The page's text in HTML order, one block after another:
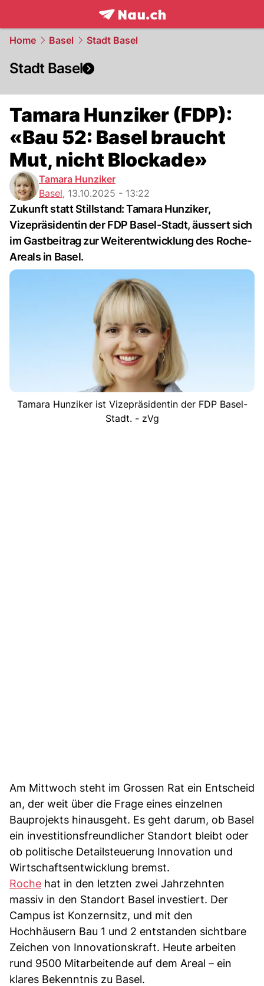
frontpage.NAU.ch
Home Basel Stadt Basel
Stadt Basel
Tamara Hunziker (FDP):
«Bau 52: Basel braucht
Mut, nicht Blockade»
Tamara Hunziker
Basel, 13.10.2025 - 13:22
Zukunft statt Stillstand: Tamara Hunziker,
Vizepräsidentin der FDP Basel-Stadt, äussert sich
im Gastbeitrag zur Weiterentwicklung des Roche-
Areals in Basel.
Tamara Hunziker ist Vizepräsidentin der FDP Basel-
Stadt. - zVg
Am Mittwoch steht im Grossen Rat ein Entscheid
an, der weit über die Frage eines einzelnen
Bauprojekts hinausgeht. Es geht darum, ob Basel
ein investitionsfreundlicher Standort bleibt oder
ob politische Detailsteuerung Innovation und
Wirtschaftsentwicklung bremst.
Roche hat in den letzten zwei Jahrzehnten
massiv in den Standort Basel investiert. Der
Campus ist Konzernsitz, und mit den
Hochhäusern Bau 1 und 2 entstanden sichtbare
Zeichen von Innovationskraft. Heute arbeiten
rund 9500 Mitarbeitende auf dem Areal – ein
klares Bekenntnis zu Basel.